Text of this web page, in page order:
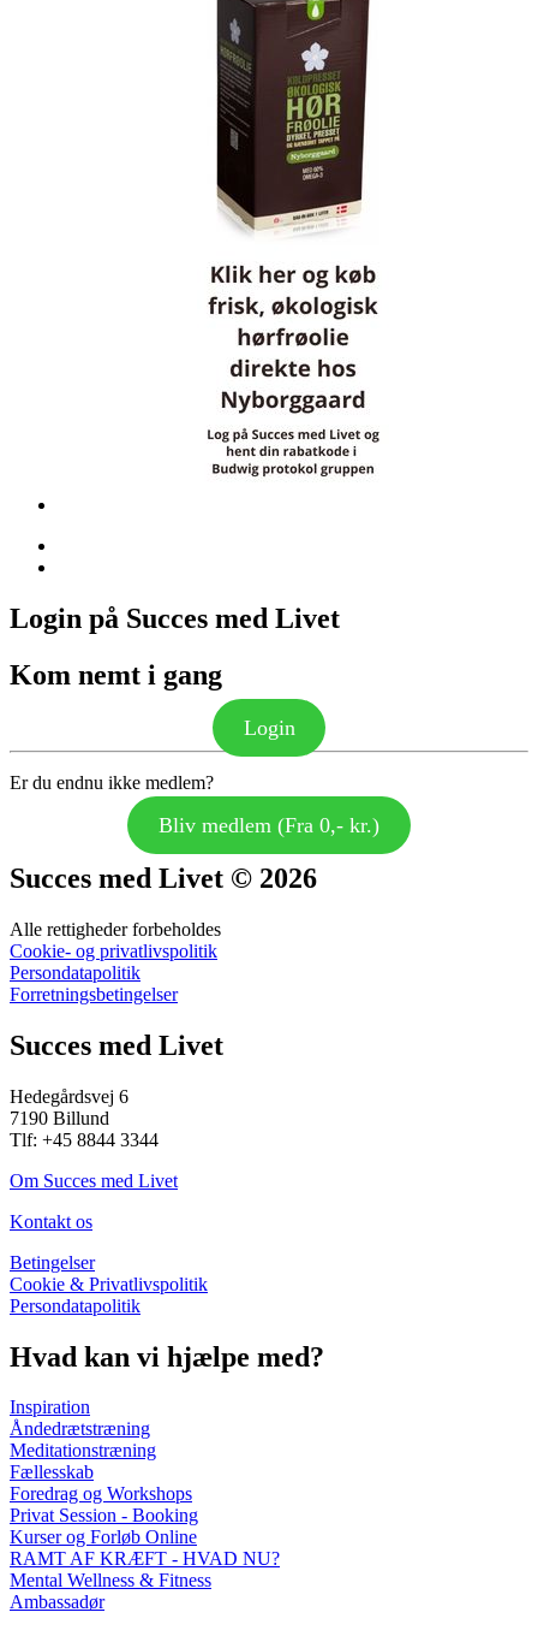
Login på Succes med Livet
Kom nemt i gang
Login
Er du endnu ikke medlem?
Bliv medlem (Fra 0,- kr.)
Succes med Livet © 2026
Alle rettigheder forbeholdes
Cookie- og privatlivspolitik
Persondatapolitik
Forretningsbetingelser
Succes med Livet
Hedegårdsvej 6
7190 Billund
Tlf: +45 8844 3344
Om Succes med Livet
Kontakt os
Betingelser
Cookie & Privatlivspolitik
Persondatapolitik
Hvad kan vi hjælpe med?
Inspiration
Åndedrætstræning
Meditationstræning
Fællesskab
Foredrag og Workshops
Privat Session - Booking
Kurser og Forløb Online
RAMT AF KRÆFT - HVAD NU?
Mental Wellness & Fitness
Ambassadør